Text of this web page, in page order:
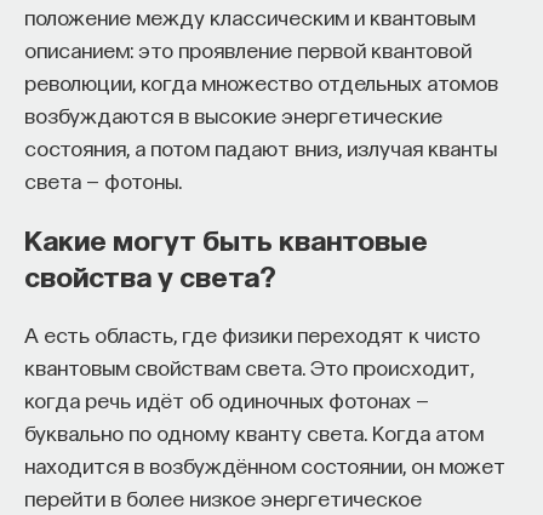
положение между классическим и квантовым
описанием: это проявление первой квантовой
революции, когда множество отдельных атомов
возбуждаются в высокие энергетические
состояния, а потом падают вниз, излучая кванты
света — фотоны.
Какие могут быть квантовые
свойства у света?
А есть область, где физики переходят к чисто
квантовым свойствам света. Это происходит,
когда речь идёт об одиночных фотонах —
буквально по одному кванту света. Когда атом
находится в возбуждённом состоянии, он может
перейти в более низкое энергетическое